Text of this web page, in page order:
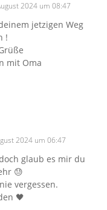
2024 um 08:47
jetzigen Weg
!
mit Oma
2024 um 06:47
glaub es mir du
😓
vergessen.
🖤